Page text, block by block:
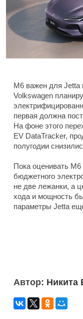
M6 важен для
Volkswagen
первая должна
На фоне этого
EV DataTracker,
полугодии
Пока оценивать
бюджетного
не две лежанки, а
хода и мощность
параметры Jetta
Автор: Никита